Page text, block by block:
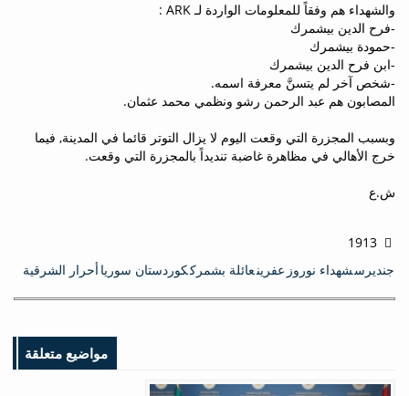
والشهداء هم وفقاً للمعلومات الواردة لـ ARK :
-فرح الدين بيشمرك
-حمودة بيشمرك
-ابن فرح الدين بيشمرك
-شخص آخر لم يتسنَّ معرفة اسمه.
المصابون هم عبد الرحمن رشو ونظمي محمد عثمان.
وبسبب المجزرة التي وقعت اليوم لا يزال التوتر قائما في المدينة, فيما
خرج الأهالي في مظاهرة غاضبة تنديداً بالمجزرة التي وقعت.
ش.ع
جندیرسشهداء نوروز عفرينعائلة بشمرككوردستان سوريا أحرار الشرقية
مواضيع متعلقة